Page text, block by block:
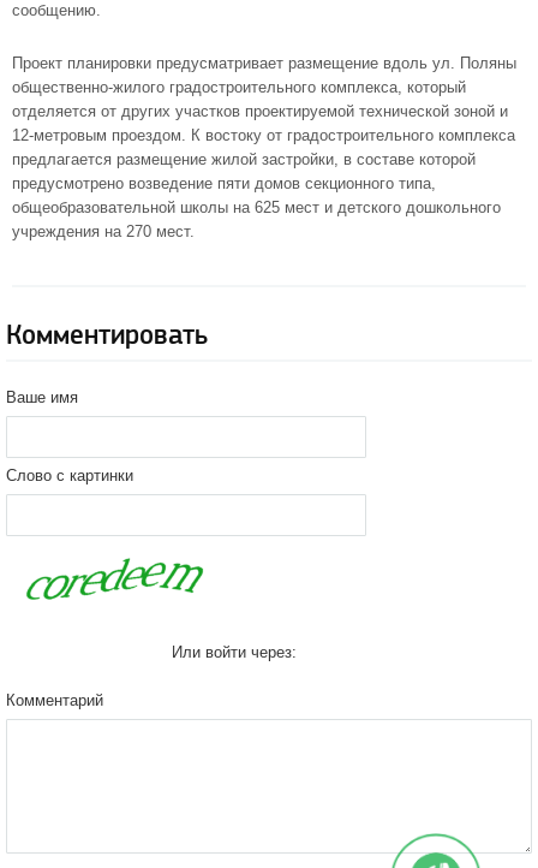
сообщению.
Проект планировки предусматривает размещение вдоль ул. Поляны
общественно-жилого градостроительного комплекса, который
отделяется от других участков проектируемой технической зоной и
12-метровым проездом. К востоку от градостроительного комплекса
предлагается размещение жилой застройки, в составе которой
предусмотрено возведение пяти домов секционного типа,
общеобразовательной школы на 625 мест и детского дошкольного
учреждения на 270 мест.
Комментировать
Ваше имя
Слово с картинки
Или войти через:
Комментарий